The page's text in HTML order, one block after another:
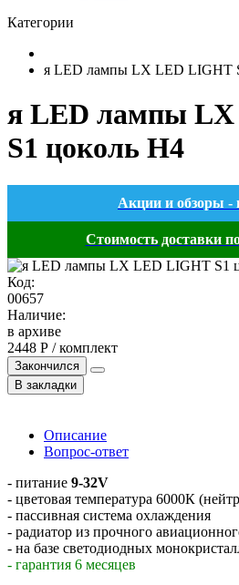
Категории
я LED лампы LX LED LIGHT
я LED лампы
S1 цоколь H4
Акции и обзоры -
Стоимость доставки
Код:
00657
Наличие:
в архиве
2448 Р / комплект
Закончился
В закладки
Описание
Вопрос-ответ
- питание 9-32V
- цветовая температура 6000К
- пассивная система охлаждения
- радиатор из прочного
- на базе светодиодных
- гарантия 6 месяцев